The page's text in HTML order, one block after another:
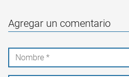
Agregar un comentario